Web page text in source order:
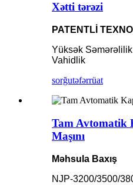
Xətti tərəzi
PATENTLİ
Yüksək Səmərəlilik
Vahidlik
sorğutəfərrüat
Tam Avtomatik
Maşını
Məhsula Baxış
NJP-3200/3500/